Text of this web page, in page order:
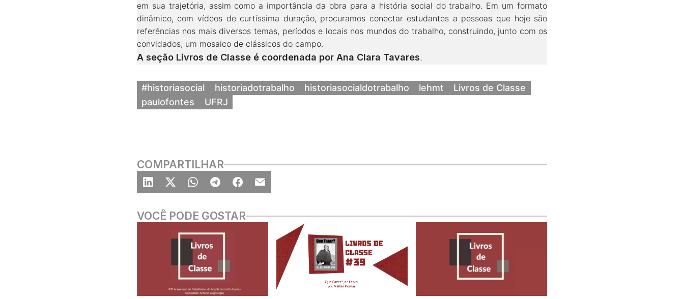
em sua trajetória, assim como a importância da obra para a história social do trabalho. Em um formato
dinâmico, com vídeos de curtíssima duração, procuramos conectar estudantes a pessoas que hoje são
referências nos mais diversos temas, períodos e locais nos mundos do trabalho, construindo, junto com os
convidados, um mosaico de clássicos do campo.
A seção Livros de Classe é coordenada por Ana Clara Tavares.
#historiasocial historiadotrabalho historiasocialdotrabalho lehmt
Livros de Classe
paulofontes
UFRJ
COMPARTILHAR
VOCÊ PODE GOSTAR